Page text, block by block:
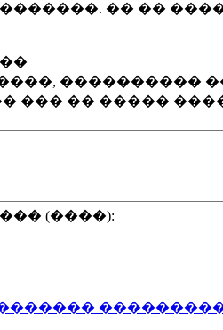
�� ��
����������
��� �� �����
(����):